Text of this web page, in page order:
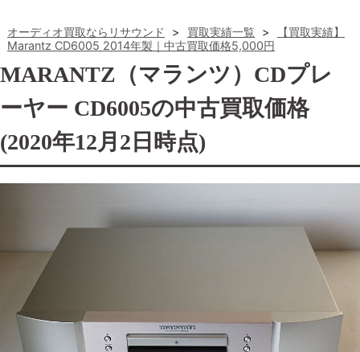
オーディオ買取ならリサウンド > 買取実績一覧 >
【買取実績】
Marantz CD6005 2014年製｜中古買取価格5,000円
MARANTZ（マランツ）CDプレ
ーヤー CD6005の中古買取価格
(2020年12月2日時点)